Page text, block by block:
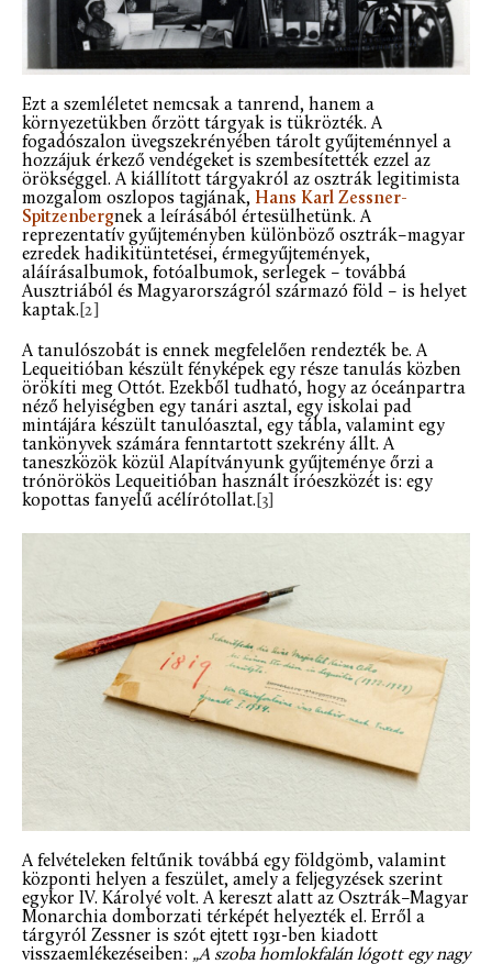
Ezt a szemléletet nemcsak a tanrend, hanem a
környezetükben őrzött tárgyak is tükrözték. A
fogadószalon üvegszekrényében tárolt gyűjteménnyel a
hozzájuk érkező vendégeket is szembesítették ezzel az
örökséggel. A kiállított tárgyakról az osztrák legitimista
mozgalom oszlopos tagjának, Hans Karl Zessner-
Spitzenbergnek a leírásából értesülhetünk. A
reprezentatív gyűjteményben különböző osztrák–magyar
ezredek hadikitüntetései, érmegyűjtemények,
aláírásalbumok, fotóalbumok, serlegek – továbbá
Ausztriából és Magyarországról származó föld – is helyet
kaptak. [2]
A tanulószobát is ennek megfelelően rendezték be. A
Lequeitióban készült fényképek egy része tanulás közben
örökíti meg Ottót. Ezekből tudható, hogy az óceánpartra
néző helyiségben egy tanári asztal, egy iskolai pad
mintájára készült tanulóasztal, egy tábla, valamint egy
tankönyvek számára fenntartott szekrény állt. A
taneszközök közül Alapítványunk gyűjteménye őrzi a
trónörökös Lequeitióban használt íróeszközét is: egy
kopottas fanyelű acélírótollat. [3]
A felvételeken feltűnik továbbá egy földgömb, valamint
központi helyen a feszület, amely a feljegyzések szerint
egykor IV. Károlyé volt. A kereszt alatt az Osztrák–Magyar
Monarchia domborzati térképét helyezték el. Erről a
tárgyról Zessner is szót ejtett 1931-ben kiadott
visszaemlékezéseiben: „A szoba homlokfalán lógott egy nagy